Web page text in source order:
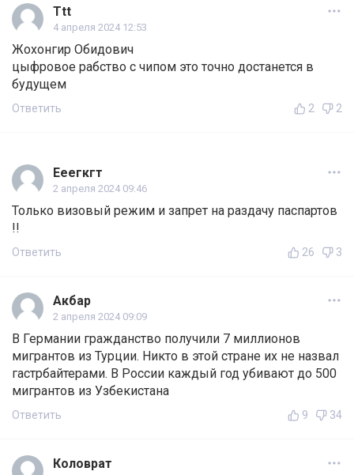
Ttt
4 апреля 2024 12:53
Жохонгир Обидович
цыфровое рабство с чипом это точно достанется в
будущем
Ответить 2 2
Ееегкгт
2 апреля 2024 09:46
Только визовый режим и запрет на раздачу паспартов
!!
Ответить 26 3
Акбар
2 апреля 2024 09:09
В Германии гражданство получили 7 миллионов
мигрантов из Турции. Никто в этой стране их не назвал
гастрбайтерами. В России каждый год убивают до 500
мигрантов из Узбекистана
Ответить 9 34
Коловрат